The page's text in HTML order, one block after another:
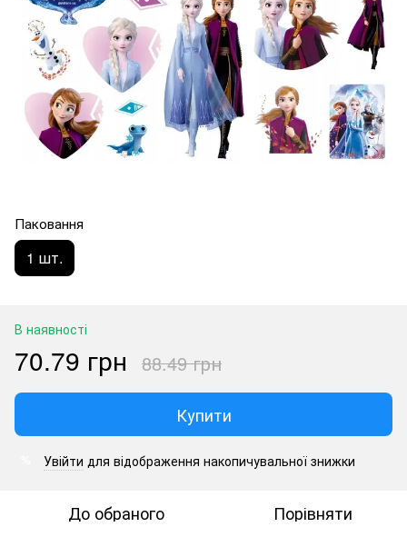
Паковання
1 шт.
В наявності
70.79 грн 88.49 грн
Купити
Увійти для відображення накопичувальної знижки
До обраного Порівняти